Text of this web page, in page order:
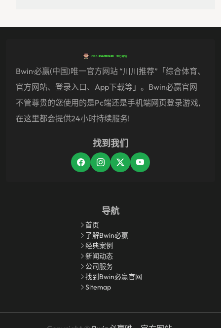
Bwin·必赢(中国)唯一官方网站 “川川推荐”「综合体育、
官方网站、登录入口、app下载等」。Bwin必赢官网
不管尊贵的您使用的是pc端还是手机端网页登录游戏,
在这里都会提供24小时持续服务!
找到我们
导航
首页
了解Bwin必赢
经典案例
新闻动态
公司服务
找到Bwin必赢官网
Sitemap